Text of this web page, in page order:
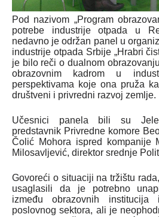
Pod nazivom „Program
potrebe industrije otpada u
nedavno je održan panel u
industrije otpada Srbije „Hrabri
je bilo reči o dualnom
obrazovnim kadrom u
perspektivama koje ona pruža
društveni i privredni razvoj zemlje.
Učesnici panela bili su
predstavnik Privredne komore
Čolić Mohora ispred kompanije
Milosavljević, direktor srednje
Govoreći o situaciji na tržištu
usaglasili da je potrebno
između obrazovnih institucija
poslovnog sektora, ali je